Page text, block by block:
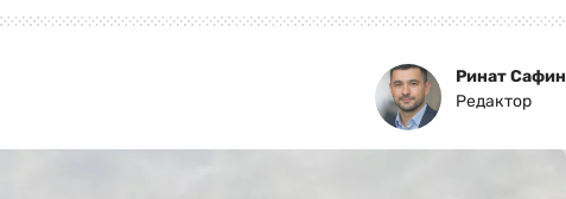
Ринат Сафин
Редактор